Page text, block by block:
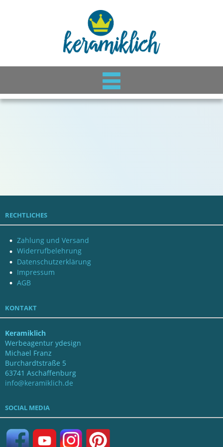
RECHTLICHES
Zahlung und Versand
Widerrufbelehrung
Datenschutzerklärung
Impressum
AGB
KONTAKT
Keramiklich
Werbeagentur ydesign
Michael Franz
Burchardtstraße 5
63741 Aschaffenburg
info@keramiklich.de
SOCIAL MEDIA